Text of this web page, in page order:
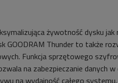
żywotność dysku jak
GOODRAM Thunder to także
Funkcja sprzętowego
na zabezpieczanie danych w